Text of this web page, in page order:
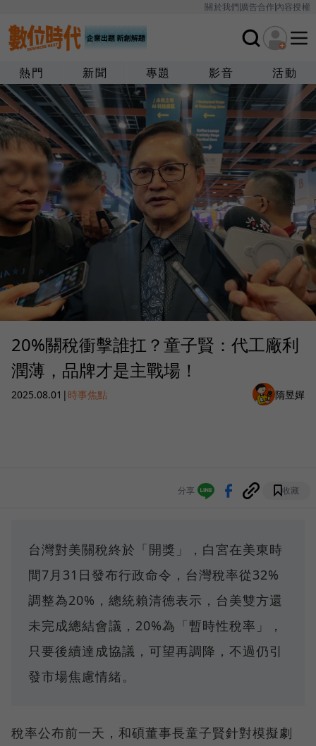
關於我們廣告合作內容授權
熱門 新聞 專題 影音 活動
20%關稅衝擊誰扛？童子賢：代工廠利
潤薄，品牌才是主戰場！
2025.08.01 | 時事焦點 隋昱嬋
分享 收藏
台灣對美關稅終於「開獎」，白宮在美東時
間7月31日發布行政命令，台灣稅率從32%
調整為20%，總統賴清德表示，台美雙方還
未完成總結會議，20%為「暫時性稅率」，
只要後續達成協議，可望再調降，不過仍引
發市場焦慮情緒。
稅率公布前一天，和碩董事長童子賢針對模擬劇